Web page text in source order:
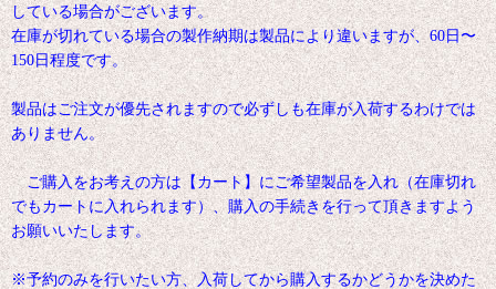
している場合がございます。
在庫が切れている場合の製作納期は製品により違いますが、60日〜
150日程度です。
製品はご注文が優先されますので必ずしも在庫が入荷するわけでは
ありません。
ご購入をお考えの方は【カート】にご希望製品を入れ（在庫切れ
でもカートに入れられます）、購入の手続きを行って頂きますよう
お願いいたします。
※予約のみを行いたい方、入荷してから購入するかどうかを決めた